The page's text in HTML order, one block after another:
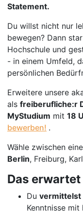
Statement.
Du willst nicht nur
bewegen? Dann
Hochschule und
- in einem Umfeld,
persönlichen
Erweitere unsere
als freiberufliche:r
MyStudium mit 18
bewerben! .
Wähle zwischen
Berlin, Freiburg,
Das erwartet
Du vermittelst
Kenntnisse